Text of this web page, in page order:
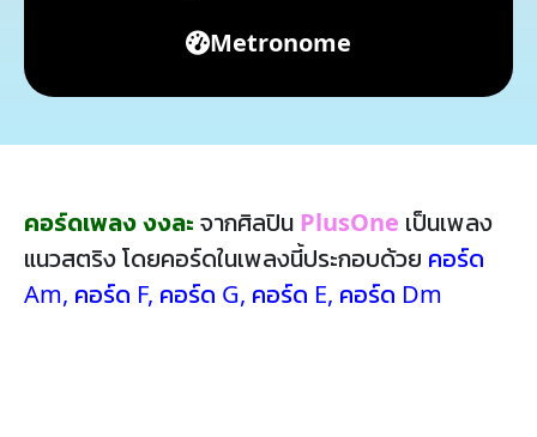
Metronome
คอร์ดเพลง งงละ จากศิลปิน PlusOne เป็นเพลง
แนวสตริง โดยคอร์ดในเพลงนี้ประกอบด้วย คอร์ด
Am, คอร์ด F, คอร์ด G, คอร์ด E, คอร์ด Dm